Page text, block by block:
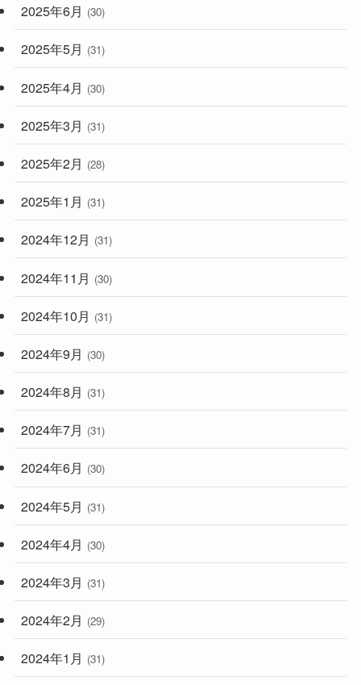
2025年6月 (30)
2025年5月 (31)
2025年4月 (30)
2025年3月 (31)
2025年2月 (28)
2025年1月 (31)
2024年12月 (31)
2024年11月 (30)
2024年10月 (31)
2024年9月 (30)
2024年8月 (31)
2024年7月 (31)
2024年6月 (30)
2024年5月 (31)
2024年4月 (30)
2024年3月 (31)
2024年2月 (29)
2024年1月 (31)